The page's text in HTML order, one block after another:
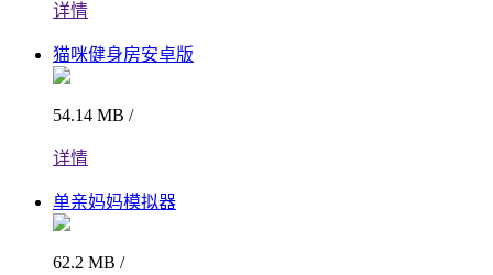
详情
猫咪健身房安卓版
54.14 MB /
详情
单亲妈妈模拟器
62.2 MB /